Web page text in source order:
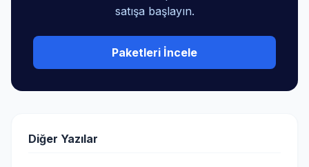
satışa başlayın.
Paketleri İncele
Diğer Yazılar